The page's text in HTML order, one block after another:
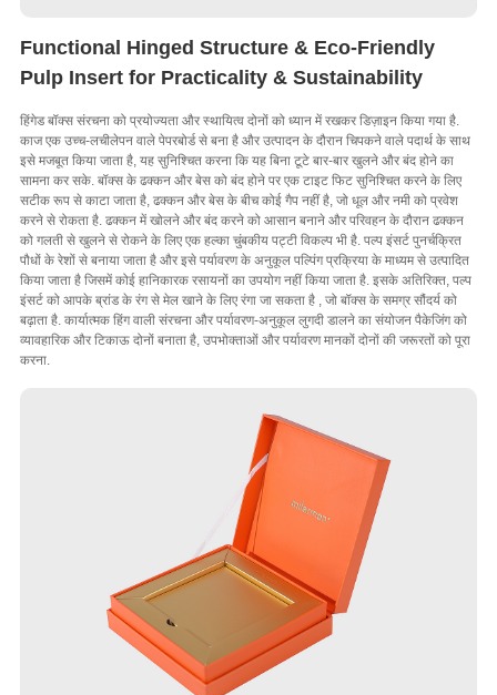
Functional Hinged Structure & Eco-Friendly
Pulp Insert for Practicality & Sustainability
हिंगेड बॉक्स संरचना को प्रयोज्यता और स्थायित्व दोनों को ध्यान में रखकर डिज़ाइन किया गया है.
काज एक उच्च-लचीलेपन वाले पेपरबोर्ड से बना है और उत्पादन के दौरान चिपकने वाले पदार्थ के साथ
इसे मजबूत किया जाता है, यह सुनिश्चित करना कि यह बिना टूटे बार-बार खुलने और बंद होने का
सामना कर सके. बॉक्स के ढक्कन और बेस को बंद होने पर एक टाइट फिट सुनिश्चित करने के लिए
सटीक रूप से काटा जाता है, ढक्कन और बेस के बीच कोई गैप नहीं है, जो धूल और नमी को प्रवेश
करने से रोकता है. ढक्कन में खोलने और बंद करने को आसान बनाने और परिवहन के दौरान ढक्कन
को गलती से खुलने से रोकने के लिए एक हल्का चुंबकीय पट्टी विकल्प भी है. पल्प इंसर्ट पुनर्चक्रित
पौधों के रेशों से बनाया जाता है और इसे पर्यावरण के अनुकूल पल्पिंग प्रक्रिया के माध्यम से उत्पादित
किया जाता है जिसमें कोई हानिकारक रसायनों का उपयोग नहीं किया जाता है. इसके अतिरिक्त, पल्प
इंसर्ट को आपके ब्रांड के रंग से मेल खाने के लिए रंगा जा सकता है , जो बॉक्स के समग्र सौंदर्य को
बढ़ाता है. कार्यात्मक हिंग वाली संरचना और पर्यावरण-अनुकूल लुगदी डालने का संयोजन पैकेजिंग को
व्यावहारिक और टिकाऊ दोनों बनाता है, उपभोक्ताओं और पर्यावरण मानकों दोनों की जरूरतों को पूरा
करना.